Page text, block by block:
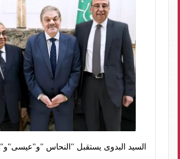
السيد البدوى يستقبل "النحاس